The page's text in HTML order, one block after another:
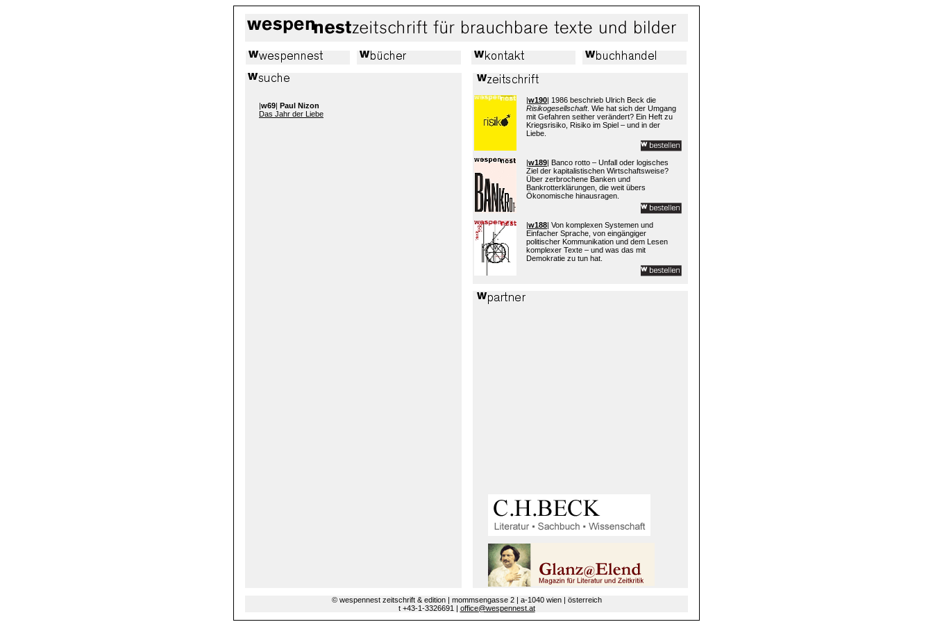
|w69| Paul Nizon
Das Jahr der Liebe
|w190| 1986 beschrieb Ulrich Beck die
Risikogesellschaft. Wie hat sich der Umgang
mit Gefahren seither verändert? Ein Heft zu
Kriegsrisiko, Risiko im Spiel – und in der
Liebe.
|w189| Banco rotto – Unfall oder logisches
Ziel der kapitalistischen Wirtschaftsweise?
Über zerbrochene Banken und
Bankrotterklärungen, die weit übers
Ökonomische hinausragen.
|w188| Von komplexen Systemen und
Einfacher Sprache, von eingängiger
politischer Kommunikation und dem Lesen
komplexer Texte – und was das mit
Demokratie zu tun hat.
© wespennest zeitschrift & edition | mommsengasse 2 | a-1040 wien | österreich
t +43-1-3326691 | office@wespennest.at